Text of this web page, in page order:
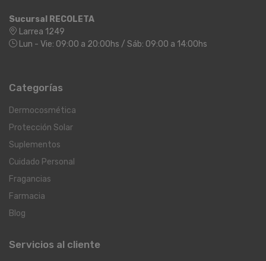
Sucursal RECOLETA
Larrea 1249
Lun - Vie: 09:00 a 20:00hs / Sáb: 09:00 a 14:00hs
Categorías
Dermocosmética
Protección Solar
Suplementos
Cuidado Personal
Fragancias
Farmacia
Blog
Servicios al cliente